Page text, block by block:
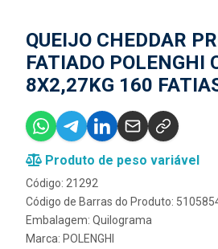
QUEIJO CHEDDAR
FATIADO POLENGHI
8X2,27KG 160
Produto de peso variável
Código: 21292
Código de Barras do Produto:
Embalagem: Quilograma
Marca: POLENGHI